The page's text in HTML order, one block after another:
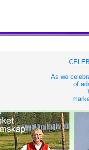
As we
of